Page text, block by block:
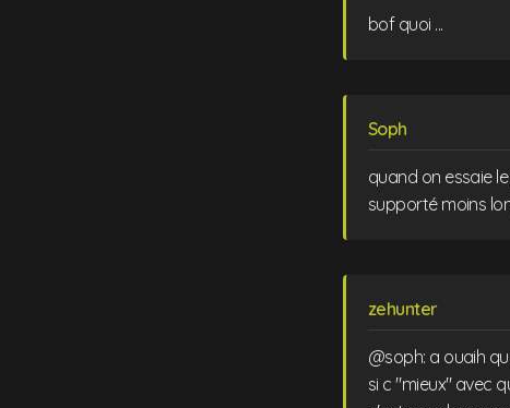
bof quoi ...
Soph
quand on essaie
supporté moins
zehunter
@soph: a ouaih
si c "mieux" avec